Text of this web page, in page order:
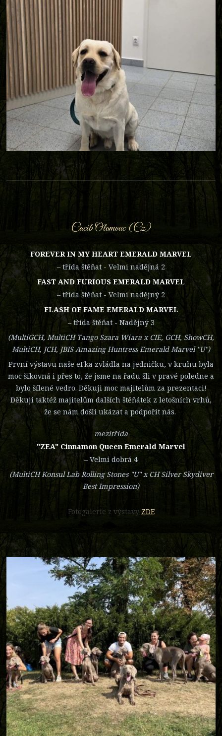
Cacib Olomouc (Cz)
FOREVER IN MY HEART EMERALD MARVEL
– třída štěňat - Velmi nadějná 2
FAST AND FURIOUS EMERALD MARVEL
– třída štěňat - Velmi nadějný 2
FLASH OF FAME EMERALD MARVEL
– třída štěňat - Nadějný 3
(MultiGCH, MultiCH Tango Szara Wiara x CIE, GCH, ShowCH,
MultiCH, JCH, JBIS Amazing Huntress Emerald Marvel "U")
První výstavu naše eFka zvládla na jedničku, v kruhu byla
moc šikovná i přes to, že jsme na řadu šli v pravé poledne a
bylo šílené vedro. Děkuji moc majitelům za prezentaci!
Děkuji taktéž majitelům dalších štěňátek z letošních vrhů,
že se nám došli ukázat a podpořit nás.
mezitřída
"ZEA" Cinnamon Queen Emerald Marvel
– Velmi dobrá 4
(MultiCH Konsul Lab Rolling Stones "U" x CH Silver Skydiver
Best Impression)
Fotogalerie z výstavy ZDE